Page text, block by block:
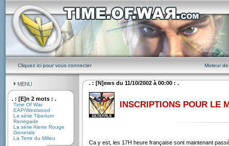
Cliquez ici pour vous connecter Moteur
. : [E]n 2 mots : .
Time Of War
EAP/Westwood
La série Tiberium
Renegade
La série Alerte Rouge
Generals
La Terre du Milieu
. : [N]ews du 11/10/2002 à 00:00 : .
INSCRIPTIONS POUR LE
Ca y est, les 17H heure française sont maintenant